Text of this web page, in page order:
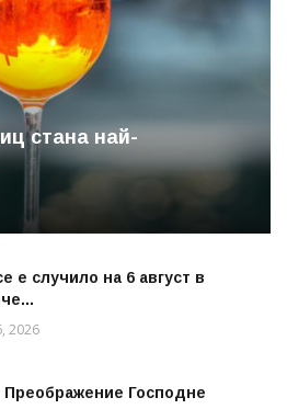
стана най-
е случило на 6 август в
2026
Преображение Господне